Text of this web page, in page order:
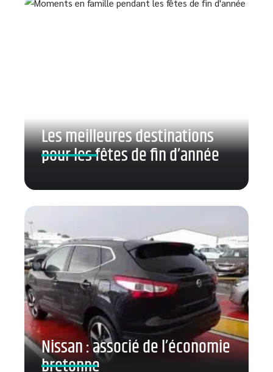
Les meilleures destinations
pour les fêtes de fin d’année
Nissan : associé de l’économie
bretonne